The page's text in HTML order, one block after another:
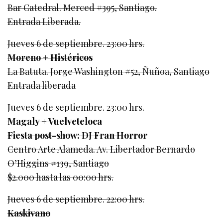
Bar Catedral. Merced #395, Santiago.
Entrada Liberada.
Jueves 6 de septiembre. 23:00 hrs.
Moreno + Histéricos
La Batuta. Jorge Washington #52, Ñuñoa, Santiago
Entrada liberada
Jueves 6 de septiembre. 23:00 hrs.
Magaly + Vuelveteloca
Fiesta post-show: DJ Fran Horror
Centro Arte Alameda. Av. Libertador Bernardo
O’Higgins #139, Santiago
$2.000 hasta las 00:00 hrs.
Jueves 6 de septiembre. 22:00 hrs.
Kaskivano